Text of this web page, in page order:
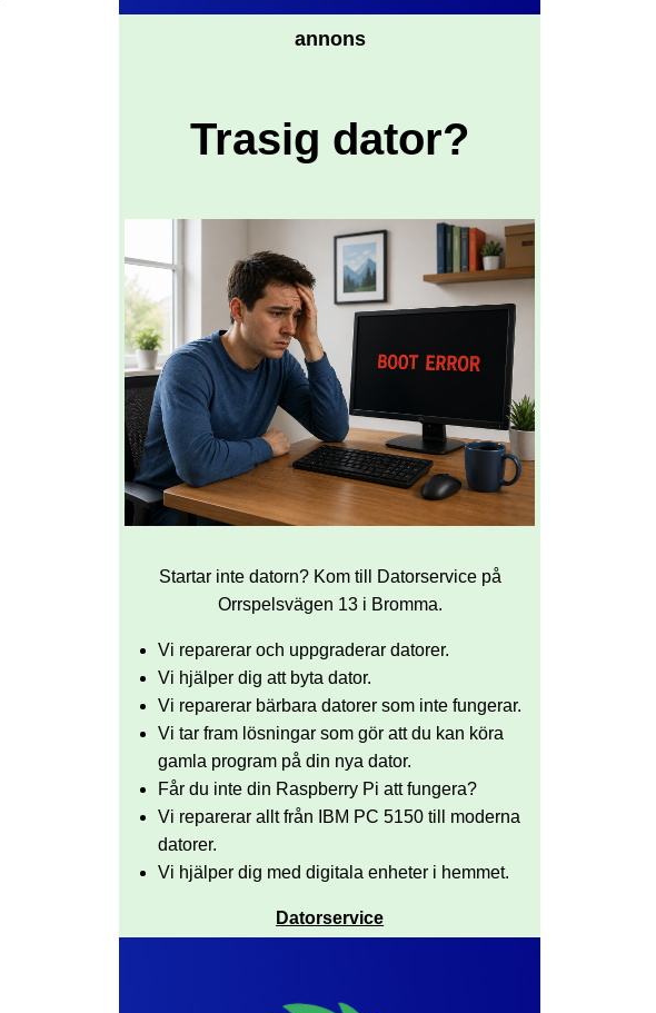
annons
Trasig dator?
Startar inte datorn? Kom till Datorservice på
Orrspelsvägen 13 i Bromma.
Vi reparerar och uppgraderar datorer.
Vi hjälper dig att byta dator.
Vi reparerar bärbara datorer som inte fungerar.
Vi tar fram lösningar som gör att du kan köra
gamla program på din nya dator.
Får du inte din Raspberry Pi att fungera?
Vi reparerar allt från IBM PC 5150 till moderna
datorer.
Vi hjälper dig med digitala enheter i hemmet.
Datorservice